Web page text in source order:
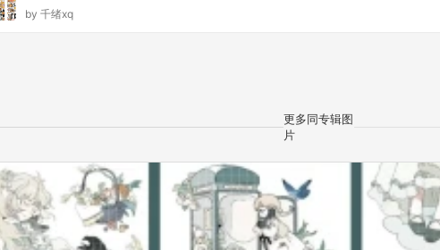
by 千绪xq
更多同专辑图
片